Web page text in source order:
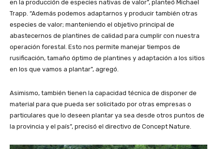
en la producción de especies nativas de valor”, planteó Michael
Trapp. “Además podemos adaptarnos y producir también otras
especies de valor; manteniendo el objetivo principal de
abastecernos de plantines de calidad para cumplir con nuestra
operación forestal. Esto nos permite manejar tiempos de
rusificación, tamaño óptimo de plantines y adaptación a los sitios
en los que vamos a plantar”, agregó.
Asimismo, también tienen la capacidad técnica de disponer de
material para que pueda ser solicitado por otras empresas o
particulares que lo deseen plantar ya sea desde otros puntos de
la provincia y el país”, precisó el directivo de Concept Nature.